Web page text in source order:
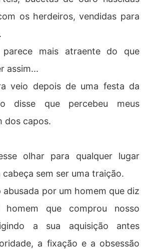
os herdeiros, vendidas para
mais atraente do que
assim...
veio depois de uma festa da
disse que percebeu meus
dos capos.
olhar para qualquer lugar
cabeça sem ser uma traição.
abusada por um homem que diz
que comprou nosso
a sua aquisição antes
a fixação e a obsessão